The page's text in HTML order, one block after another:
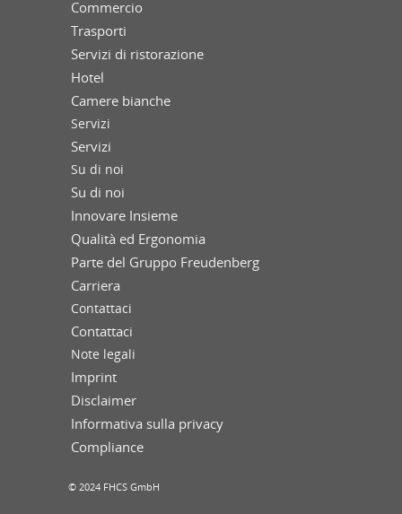
Commercio
Trasporti
Servizi di ristorazione
Hotel
Camere bianche
Servizi
Servizi
Su di noi
Su di noi
Innovare Insieme
Qualità ed Ergonomia
Parte del Gruppo Freudenberg
Carriera
Contattaci
Contattaci
Note legali
Imprint
Disclaimer
Informativa sulla privacy
Compliance
© 2024 FHCS GmbH